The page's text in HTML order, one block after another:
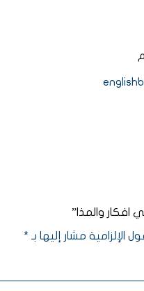
والمذا”
الإلزامية مشار إليها بـ *